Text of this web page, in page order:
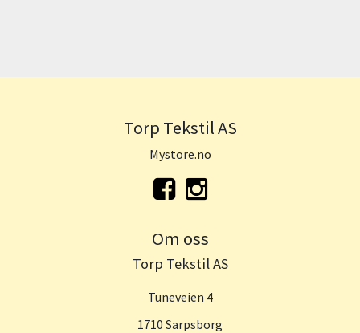
Torp Tekstil AS
Mystore.no
Om oss
Torp Tekstil AS
Tuneveien 4
1710 Sarpsborg